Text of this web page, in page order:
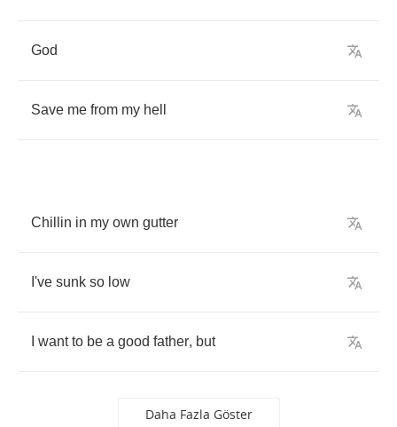
God
Save me from my hell
Chillin in my own gutter
I've sunk so low
want to be a good father, but
Daha Fazla Göster